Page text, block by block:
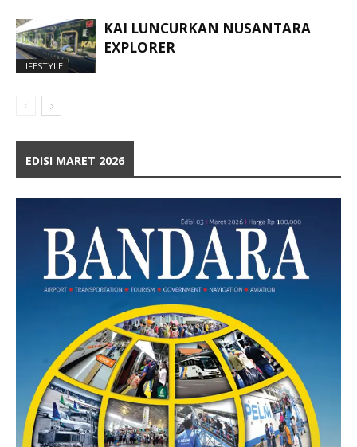
LIFESTYLE
KAI LUNCURKAN NUSANTARA
EXPLORER
EDISI MARET 2026